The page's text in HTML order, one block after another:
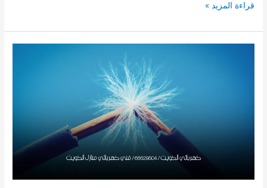
فني
حولي
/
قراءة المزيد »